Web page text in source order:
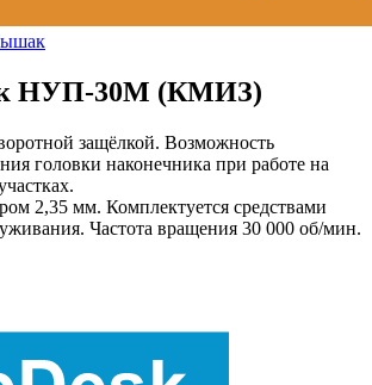
НУП-30М (КМИЗ)
защёлкой. Возможность
головки наконечника при работе на
2,35 мм. Комплектуется средствами
Частота вращения 30 000 об/мин.